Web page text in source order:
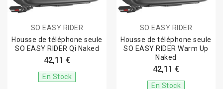
SO EASY RIDER
Housse de téléphone seule
SO EASY RIDER Qi Naked
42,11 €
En Stock
SO EASY RIDER
Housse de téléphone seule
SO EASY RIDER Warm Up
Naked
42,11 €
En Stock